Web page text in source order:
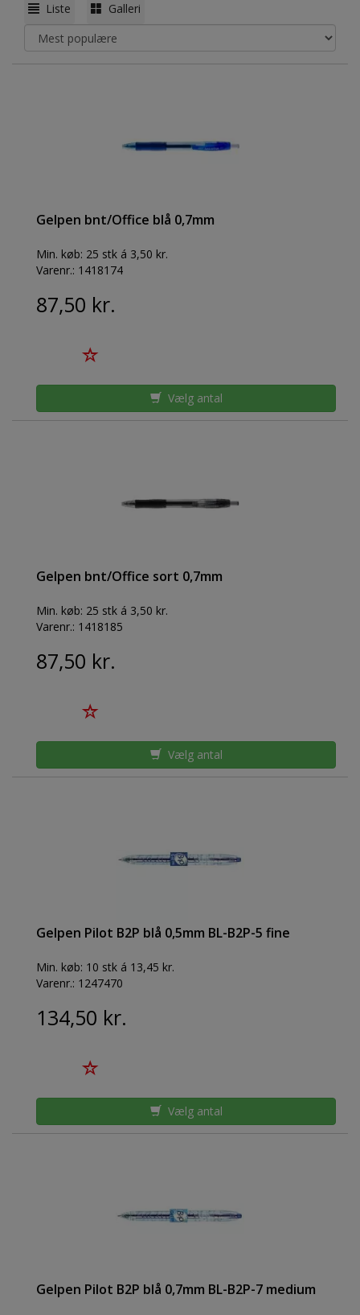
Liste
Galleri
Gelpen bnt/Office blå 0,7mm
Min. køb: 25 stk á 3,50 kr.
Varenr.: 1418174
87,50 kr.
Vælg antal
Gelpen bnt/Office sort 0,7mm
Min. køb: 25 stk á 3,50 kr.
Varenr.: 1418185
87,50 kr.
Vælg antal
Gelpen Pilot B2P blå 0,5mm BL-B2P-5 fine
Min. køb: 10 stk á 13,45 kr.
Varenr.: 1247470
134,50 kr.
Vælg antal
Gelpen Pilot B2P blå 0,7mm BL-B2P-7 medium